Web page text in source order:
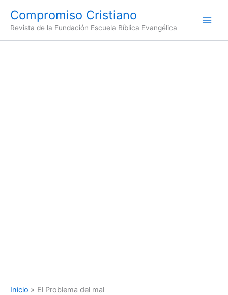
contenido
Compromiso Cristiano
Revista de la Fundación Escuela Bíblica Evangélica
Inicio El Problema del mal